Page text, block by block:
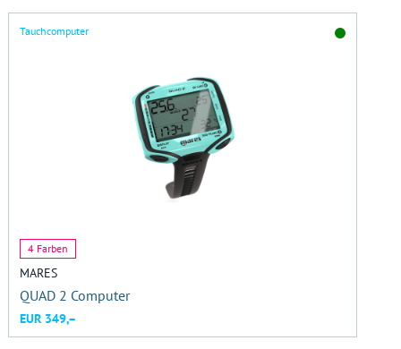
Tauchcomputer
MARES
QUAD 2 Computer
EUR 349,–
4 Farben